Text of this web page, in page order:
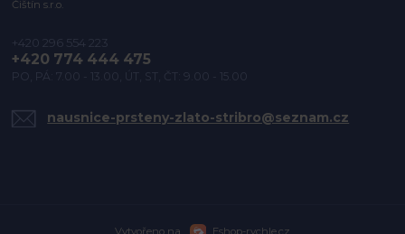
Čištín s.r.o.
+420 296 554 223
+420 774 444 475
PO, PÁ: 7.00 - 13.00, ÚT, ST, ČT: 9.00 - 15.00
nausnice-prsteny-zlato-stribro@seznam.cz
Vytvořeno na Eshop-rychle.cz